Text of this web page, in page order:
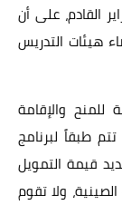
أن آخر موعد للتقدم هو 25 فبراير القادم، على أن
هيئات التدريس
للمنح والإقامة
طبقاً لبرنامج
قيمة التمويل
ولا تقوم